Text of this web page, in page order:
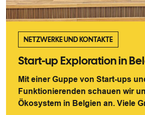
NETZWERKE UND KONTAKTE
Start-up Exploration in
Mit einer Guppe von Start-ups
Funktionierenden schauen wir
Ökosystem in Belgien an. Viele